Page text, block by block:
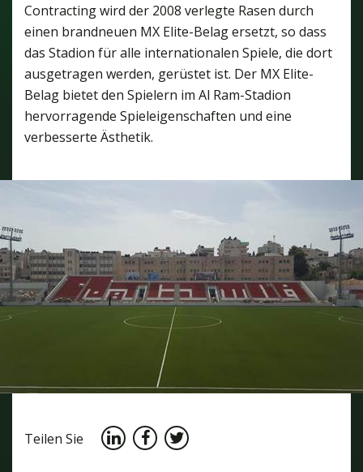
Contracting wird der 2008 verlegte Rasen durch
einen brandneuen MX Elite-Belag ersetzt, so dass
das Stadion für alle internationalen Spiele, die dort
ausgetragen werden, gerüstet ist. Der MX Elite-
Belag bietet den Spielern im Al Ram-Stadion
hervorragende Spieleigenschaften und eine
verbesserte Ästhetik.
Teilen Sie